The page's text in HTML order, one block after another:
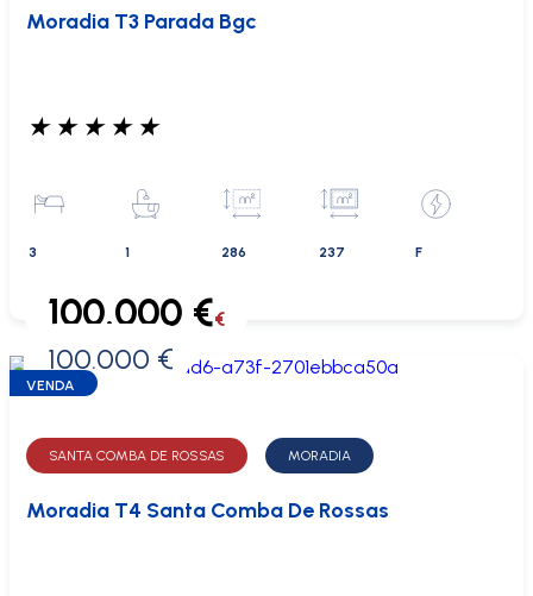
Moradia T3 Parada Bgc
★ ★ ★ ★ ★
3 1 286 237 F
0 €
100.000 €€
100.000 €
VENDA
SANTA COMBA DE ROSSAS MORADIA
Moradia T4 Santa Comba De Rossas